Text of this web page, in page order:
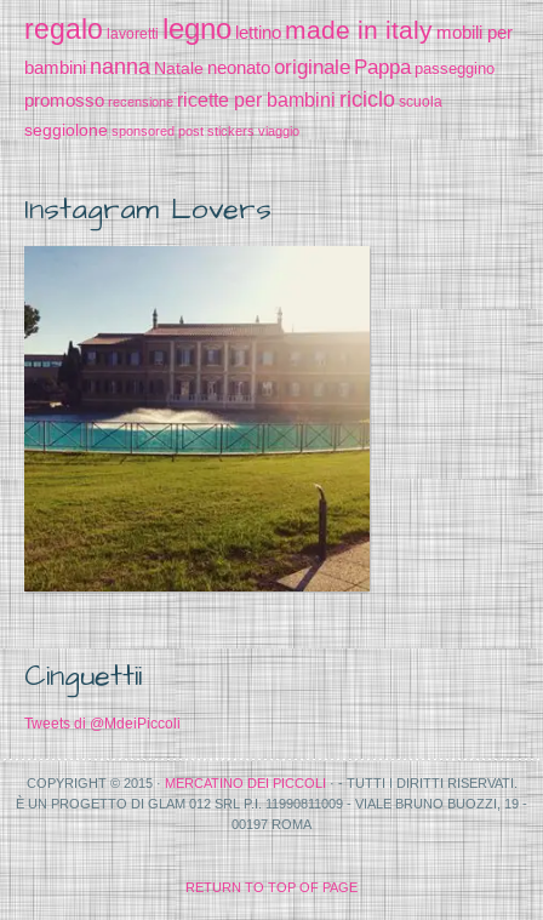
regalo lavoretti legno lettinomade in italymobili per
bambininannaNatale neonatooriginale Pappa passeggino
promosso recensione ricette per bambini riciclo scuola
seggiolone sponsored post stickers viaggio
Instagram Lovers
Cinguettii
Tweets di @MdeiPiccoli
COPYRIGHT © 2015 ·MERCATINO DEI PICCOLI· - TUTTI I DIRITTI RISERVATI.
È UN PROGETTO DI GLAM 012 SRL P.I. 11990811009 - VIALE BRUNO BUOZZI, 19 -
00197 ROMA
RETURN TO TOP OF PAGE